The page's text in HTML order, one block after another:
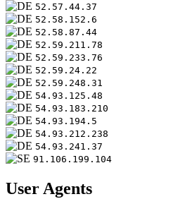
52.57.44.37
52.58.152.6
52.58.87.44
52.59.211.78
52.59.233.76
52.59.24.22
52.59.248.31
54.93.125.48
54.93.183.210
54.93.194.5
54.93.212.238
54.93.241.37
91.106.199.104
User Agents